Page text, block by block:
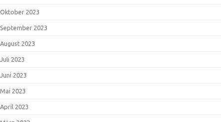
Oktober 2023
September 2023
August 2023
Juli 2023
Juni 2023
Mai 2023
April 2023